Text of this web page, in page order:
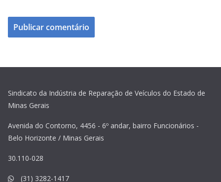
Sindicato da Indústria de Reparação de Veículos do Estado de
Minas Gerais
Avenida do Contorno, 4456 - 6º andar, bairro Funcionários -
Belo Horizonte / Minas Gerais
30.110-028
(31) 3282-1417